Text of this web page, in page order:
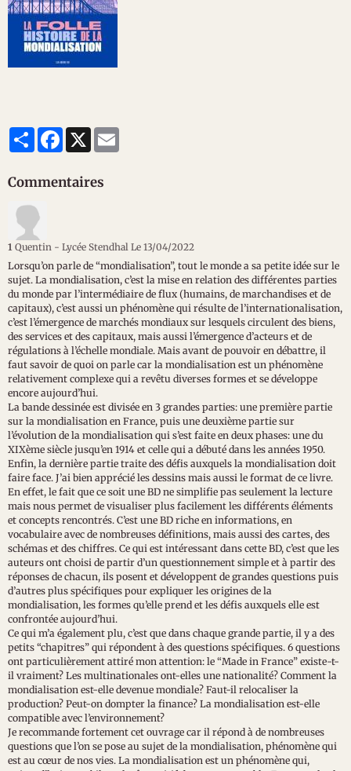
PartagerFacebook
X
Commentaires
1 Quentin - Lycée Stendhal Le 13/04/2022
Lorsqu’on parle de “mondialisation”, tout le monde a sa petite idée sur le
sujet. La mondialisation, c’est la mise en relation des différentes parties
du monde par l’intermédiaire de flux (humains, de marchandises et de
capitaux), c’est aussi un phénomène qui résulte de l’internationalisation,
c’est l’émergence de marchés mondiaux sur lesquels circulent des biens,
des services et des capitaux, mais aussi l’émergence d’acteurs et de
régulations à l’échelle mondiale. Mais avant de pouvoir en débattre, il
faut savoir de quoi on parle car la mondialisation est un phénomène
relativement complexe qui a revêtu diverses formes et se développe
encore aujourd’hui.
La bande dessinée est divisée en 3 grandes parties: une première partie
sur la mondialisation en France, puis une deuxième partie sur
l’évolution de la mondialisation qui s’est faite en deux phases: une du
XIXème siècle jusqu’en 1914 et celle qui a débuté dans les années 1950.
Enfin, la dernière partie traite des défis auxquels la mondialisation doit
faire face. J’ai bien apprécié les dessins mais aussi le format de ce livre.
En effet, le fait que ce soit une BD ne simplifie pas seulement la lecture
mais nous permet de visualiser plus facilement les différents éléments
et concepts rencontrés. C’est une BD riche en informations, en
vocabulaire avec de nombreuses définitions, mais aussi des cartes, des
schémas et des chiffres. Ce qui est intéressant dans cette BD, c’est que les
auteurs ont choisi de partir d’un questionnement simple et à partir des
réponses de chacun, ils posent et développent de grandes questions puis
d’autres plus spécifiques pour expliquer les origines de la
mondialisation, les formes qu’elle prend et les défis auxquels elle est
confrontée aujourd’hui.
Ce qui m’a également plu, c’est que dans chaque grande partie, il y a des
petits “chapitres” qui répondent à des questions spécifiques. 6 questions
ont particulièrement attiré mon attention: le “Made in France” existe-t-
il vraiment? Les multinationales ont-elles une nationalité? Comment la
mondialisation est-elle devenue mondiale? Faut-il relocaliser la
production? Peut-on dompter la finance? La mondialisation est-elle
compatible avec l’environnement?
Je recommande fortement cet ouvrage car il répond à de nombreuses
questions que l’on se pose au sujet de la mondialisation, phénomène qui
est au cœur de nos vies. La mondialisation est un phénomène qui,